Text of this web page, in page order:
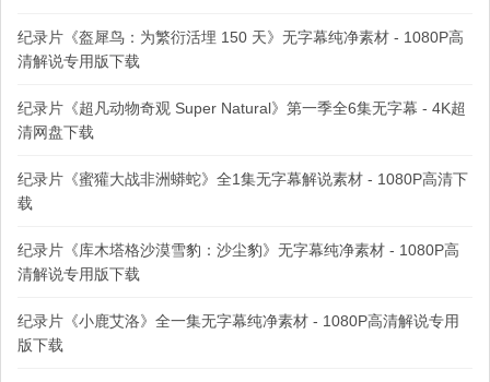
纪录片《盔犀鸟：为繁衍活埋 150 天》无字幕纯净素材 - 1080P高
清解说专用版下载
纪录片《超凡动物奇观 Super Natural》第一季全6集无字幕 - 4K超
清网盘下载
纪录片《蜜獾大战非洲蟒蛇》全1集无字幕解说素材 - 1080P高清下
载
纪录片《库木塔格沙漠雪豹：沙尘豹》无字幕纯净素材 - 1080P高
清解说专用版下载
纪录片《小鹿艾洛》全一集无字幕纯净素材 - 1080P高清解说专用
版下载